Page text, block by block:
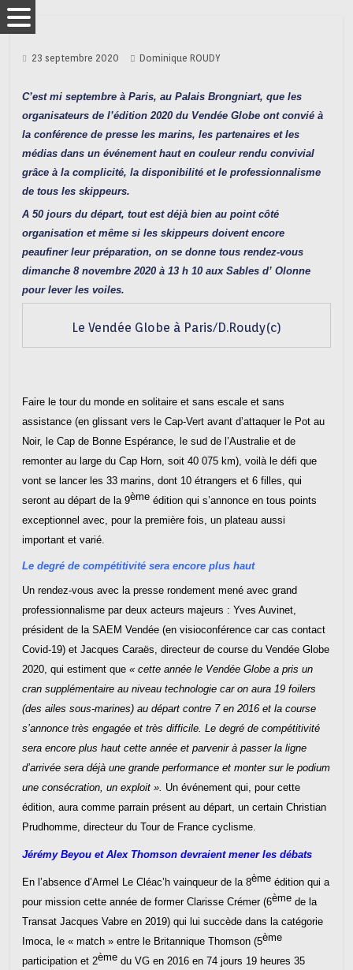
23 septembre 2020 Dominique ROUDY
C’est mi septembre à Paris, au Palais Brongniart, que les
organisateurs de l’édition 2020 du Vendée Globe ont convié à
la conférence de presse les marins, les partenaires et les
médias dans un événement haut en couleur rendu convivial
grâce à la complicité, la disponibilité et le professionnalisme
de tous les skippeurs.
A 50 jours du départ, tout est déjà bien au point côté
organisation et même si les skippeurs doivent encore
peaufiner leur préparation, on se donne tous rendez-vous
dimanche 8 novembre 2020 à 13 h 10 aux Sables d’ Olonne
pour lever les voiles.
Le Vendée Globe à Paris/D.Roudy(c)
Faire le tour du monde en solitaire et sans escale et sans
assistance (en glissant vers le Cap-Vert avant d’attaquer le Pot au
Noir, le Cap de Bonne Espérance, le sud de l’Australie et de
remonter au large du Cap Horn, soit 40 075 km), voilà le défi que
vont se lancer les 33 marins, dont 10 étrangers et 6 filles, qui
seront au départ de la 9ème édition qui s’annonce en tous points
exceptionnel avec, pour la première fois, un plateau aussi
important et varié.
Le degré de compétitivité sera encore plus haut
Un rendez-vous avec la presse rondement mené avec grand
professionnalisme par deux acteurs majeurs : Yves Auvinet,
président de la SAEM Vendée (en visioconférence car cas contact
Covid-19) et Jacques Caraës, directeur de course du Vendée Globe
2020, qui estiment que« cette année le Vendée Globe a pris un
cran supplémentaire au niveau technologie car on aura 19 foilers
(des ailes sous-marines) au départ contre 7 en 2016 et la course
s’annonce très engagée et très difficile. Le degré de compétitivité
sera encore plus haut cette année et parvenir à passer la ligne
d’arrivée sera déjà une grande performance et monter sur le podium
une consécration, un exploit ». Un événement qui, pour cette
édition, aura comme parrain présent au départ, un certain Christian
Prudhomme, directeur du Tour de France cyclisme.
Jérémy Beyou et Alex Thomson devraient mener les débats
En l’absence d’Armel Le Cléac’h vainqueur de la 8ème édition qui a
pour mission cette année de former Clarisse Crémer (6ème de la
Transat Jacques Vabre en 2019) qui lui succède dans la catégorie
Imoca, le « match » entre le Britannique Thomson (5ème
participation et 2ème du VG en 2016 en 74 jours 19 heures 35